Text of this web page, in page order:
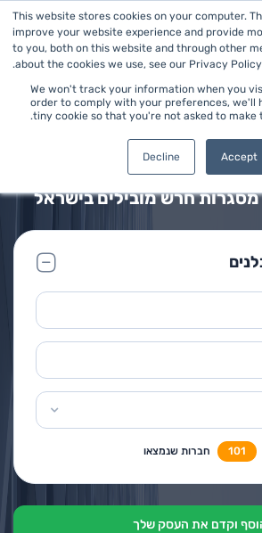
This website stores cookies on your computer.
improve your website experience and provide
to you, both on this website and through other
about the cookies we use, see our Privacy Policy.
We won't track your information when you
order to comply with your preferences, we'll
tiny cookie so that you're not asked to make
Accept
Decline
חרש
מסגרות חרש
חרש מובילים בישראל
101 חברות שנמצאו
וקדם את העסק שלך